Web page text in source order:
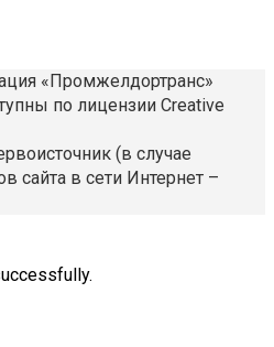
«Промжелдортранс»
по лицензии Creative
(в случае
сайта в сети Интернет –